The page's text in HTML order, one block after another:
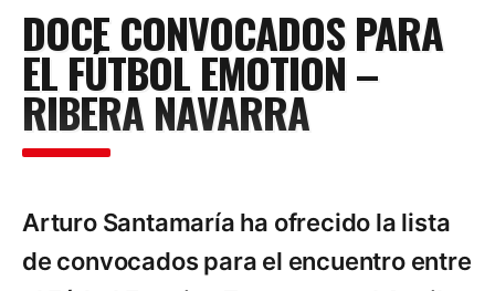
Food & Drink
Features
News
Contacts
DOCE CONVOCADOS PARA
EL FÚTBOL EMOTION –
RIBERA NAVARRA
Arturo Santamaría ha ofrecido la lista
de convocados para el encuentro entre